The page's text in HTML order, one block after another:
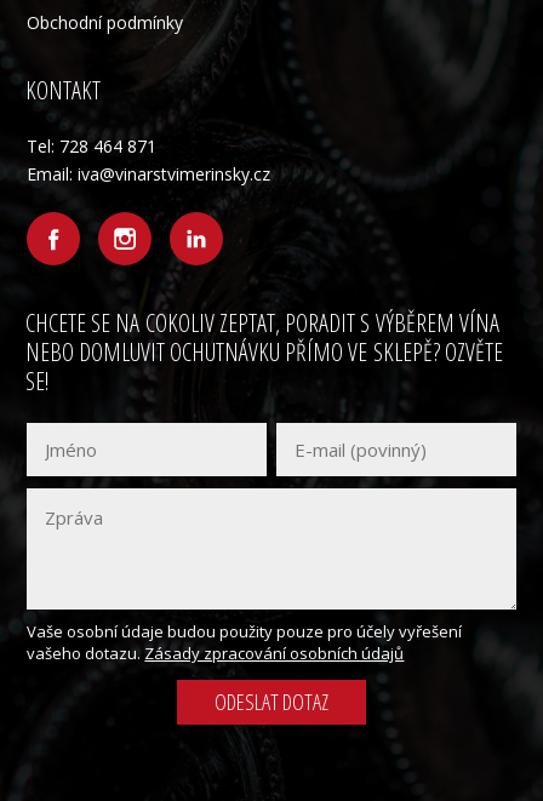
Obchodní podmínky
KONTAKT
Tel: 728 464 871
Email: iva@vinarstvimerinsky.cz
CHCETE SE NA COKOLIV ZEPTAT, PORADIT S VÝBĚREM VÍNA
NEBO DOMLUVIT OCHUTNÁVKU PŘÍMO VE SKLEPĚ? OZVĚTE
SE!
Vaše osobní údaje budou použity pouze pro účely vyřešení
vašeho dotazu. Zásady zpracování osobních údajů
ODESLAT DOTAZ